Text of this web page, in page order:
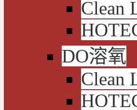
Clean
DO溶氧
Clean